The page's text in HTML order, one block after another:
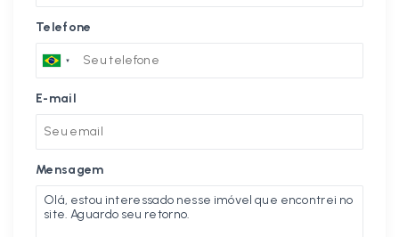
Telefone
E-mail
Mensagem